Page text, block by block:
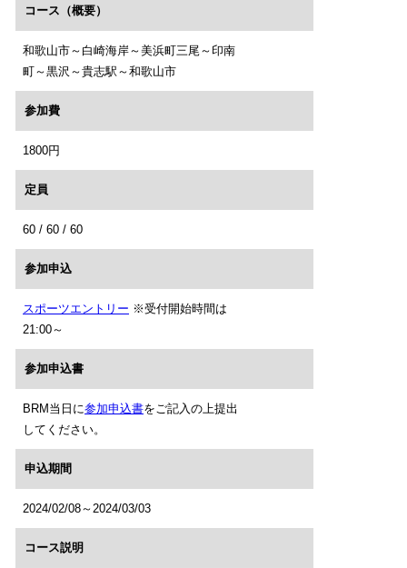
コース（概要）
和歌山市～白崎海岸～美浜町三尾～印南
町～黒沢～貴志駅～和歌山市
参加費
1800円
定員
60 / 60 / 60
参加申込
スポーツエントリー ※受付開始時間は
21:00～
参加申込書
BRM当日に参加申込書をご記入の上提出
してください。
申込期間
2024/02/08～2024/03/03
コース説明